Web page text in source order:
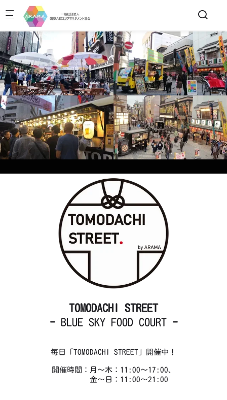
Skip to main content
TOMODACHI STREET
- BLUE SKY FOOD COURT -
毎日「TOMODACHI STREET」開催中！
開催時間：月～木：11:00～17:00、
金～日：11:00～21:00